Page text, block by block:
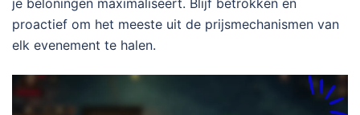
je beloningen maximaliseert. Blijf betrokken en
proactief om het meeste uit de prijsmechanismen van
elk evenement te halen.